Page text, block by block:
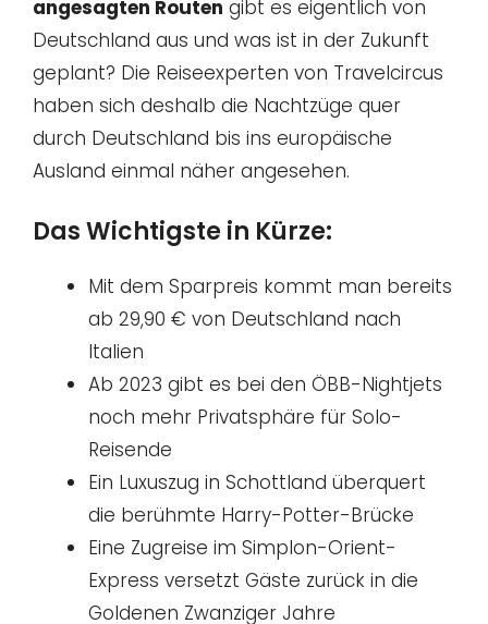
angesagten Routen gibt es eigentlich von
Deutschland aus und was ist in der Zukunft
geplant? Die Reiseexperten von Travelcircus
haben sich deshalb die Nachtzüge quer
durch Deutschland bis ins europäische
Ausland einmal näher angesehen.
Das Wichtigste in Kürze:
Mit dem Sparpreis kommt man bereits
ab 29,90 € von Deutschland nach
Italien
Ab 2023 gibt es bei den ÖBB-Nightjets
noch mehr Privatsphäre für Solo-
Reisende
Ein Luxuszug in Schottland überquert
die berühmte Harry-Potter-Brücke
Eine Zugreise im Simplon-Orient-
Express versetzt Gäste zurück in die
Goldenen Zwanziger Jahre